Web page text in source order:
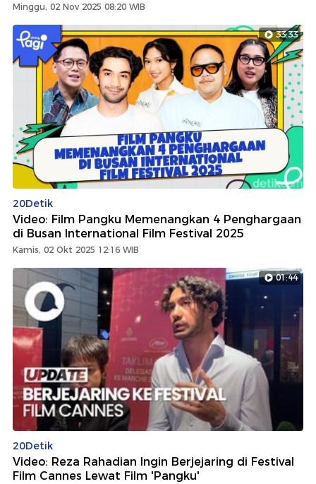
Minggu, 02 Nov 2025 08:20 WIB
33:33
20Detik
Video: Film Pangku Memenangkan 4 Penghargaan
di Busan International Film Festival 2025
Kamis, 02 Okt 2025 12:16 WIB
01:44
20Detik
Video: Reza Rahadian Ingin Berjejaring di Festival
Film Cannes Lewat Film 'Pangku'